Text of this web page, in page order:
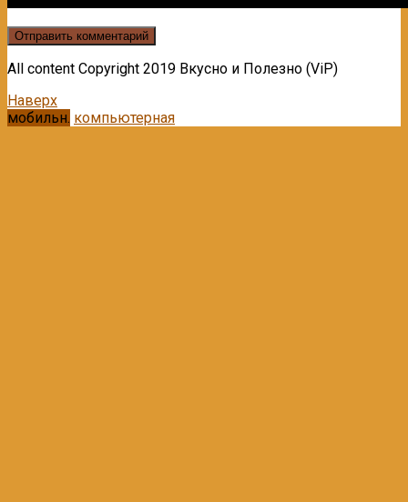
All content Copyright 2019 Вкусно и Полезно (ViP)
Наверх
мобильн. компьютерная